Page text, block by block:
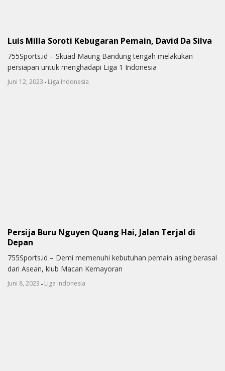
Luis Milla Soroti Kebugaran Pemain, David Da Silva
755Sports.id – Skuad Maung Bandung tengah melakukan
persiapan untuk menghadapi Liga 1 Indonesia
Juni 12, 2023 - Liga Indonesia
Persija Buru Nguyen Quang Hai, Jalan Terjal di
Depan
755Sports.id – Demi memenuhi kebutuhan pemain asing berasal
dari Asean, klub Macan Kemayoran
Juni 8, 2023 - Liga Indonesia